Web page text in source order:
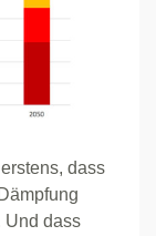
dass
Und dass